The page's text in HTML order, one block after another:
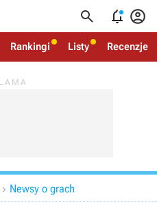
  
Rankingi Listy Recenzje
 Newsy o grach